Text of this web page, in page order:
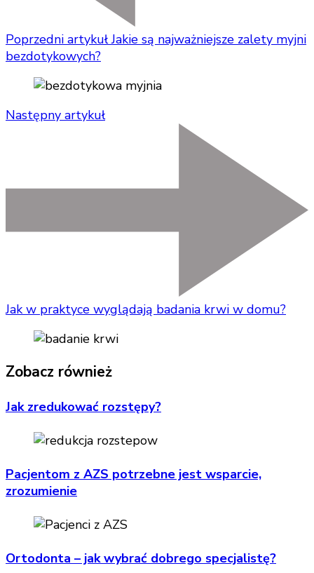
Poprzedni artykuł Jakie są najważniejsze zalety myjni
bezdotykowych?
Następny artykuł
Jak w praktyce wyglądają badania krwi w domu?
Zobacz również
Jak zredukować rozstępy?
Pacjentom z AZS potrzebne jest wsparcie,
zrozumienie
Ortodonta – jak wybrać dobrego specjalistę?